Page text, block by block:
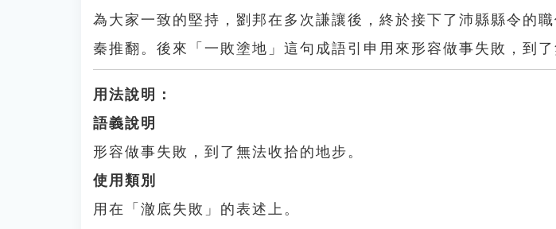
為大家一致的堅持，劉邦在多次謙讓後，終於接下了沛縣縣令的
秦推翻。後來「一敗塗地」這句成語引申用來形容做事失敗，到了
用法說明：
語義說明
形容做事失敗，到了無法收拾的地步。
使用類別
用在「澈底失敗」的表述上。